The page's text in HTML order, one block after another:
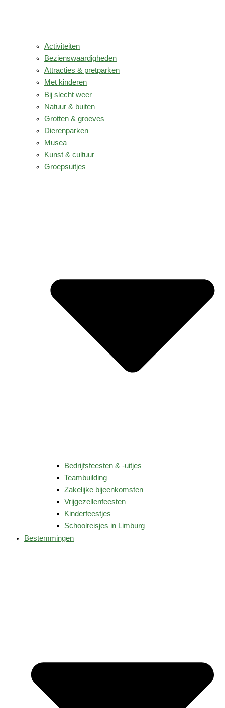
Activiteiten
Bezienswaardigheden
Attracties & pretparken
Met kinderen
Bij slecht weer
Natuur & buiten
Grotten & groeves
Dierenparken
Musea
Kunst & cultuur
Groepsuitjes
Bedrijfsfeesten & -uitjes
Teambuilding
Zakelijke bijeenkomsten
Vrijgezellenfeesten
Kinderfeestjes
Schoolreisjes in Limburg
Bestemmingen